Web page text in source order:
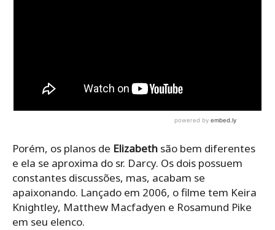
Porém, os planos de Elizabeth são bem diferentes
e ela se aproxima do sr. Darcy. Os dois possuem
constantes discussões, mas, acabam se
apaixonando. Lançado em 2006, o filme tem Keira
Knightley, Matthew Macfadyen e Rosamund Pike
em seu elenco.